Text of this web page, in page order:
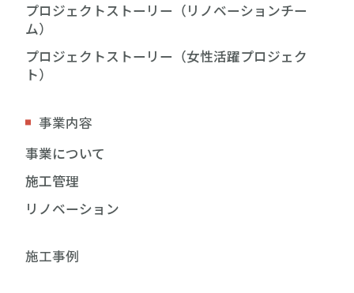
プロジェクトストーリー（リノベーションチー
ム）
プロジェクトストーリー（女性活躍プロジェク
ト）
事業内容
事業について
施工管理
リノベーション
施工事例